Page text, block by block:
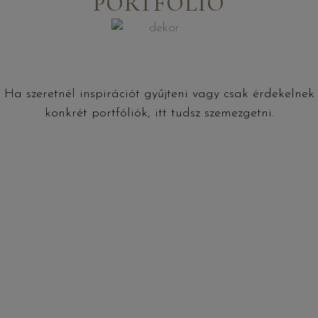
Ha szeretnél inspirációt gyűjteni vagy csak érdekelnek
konkrét portfóliók, itt tudsz szemezgetni.